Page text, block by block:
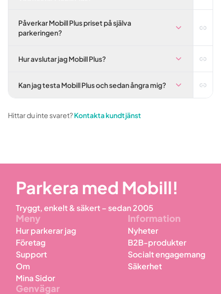
Påverkar Mobill Plus priset på själva
parkeringen?
Hur avslutar jag Mobill Plus?
Kan jag testa Mobill Plus och sedan ångra mig?
Hittar du inte svaret?Kontakta kundtjänst
Parkera med Mobill!
Tryggt, enkelt & säkert – sedan 2005
Meny
Hur parkerar jag
Företag
Support
Om
Mina Sidor
Information
Nyheter
B2B-produkter
Socialt engagemang
Säkerhet
Genvägar